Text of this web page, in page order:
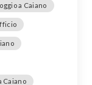
a Caiano
Caiano